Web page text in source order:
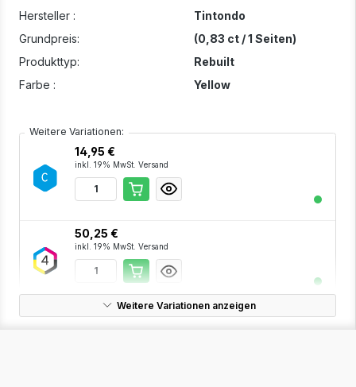
Hersteller :
Tintondo
Grundpreis:
(0,83 ct / 1 Seiten)
Produkttyp:
Rebuilt
Farbe :
Yellow
Weitere Variationen:
14,95 €
inkl. 19% MwSt. Versand
50,25 €
inkl. 19% MwSt. Versand
17,95 €
Weitere Variationen anzeigen